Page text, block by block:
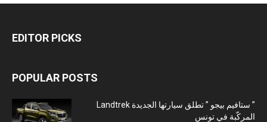
EDITOR PICKS
POPULAR POSTS
” ستافيم بيجو ” تطلق سيارتها الجديدة Landtrek
المركّبة في تونس